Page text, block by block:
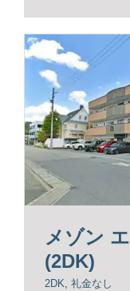
メゾン
(2DK)
2DK, 礼金なし